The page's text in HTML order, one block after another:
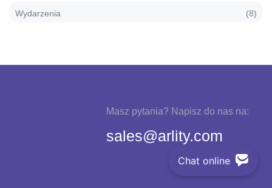
Wydarzenia (8)
Masz pytania? Napisz do nas na:
sales@arlity.com
Chat online